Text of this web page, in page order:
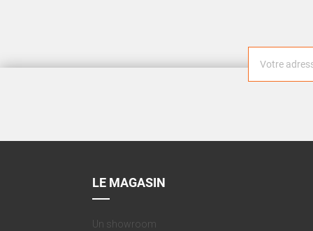
LE MAGASIN
Un showroom